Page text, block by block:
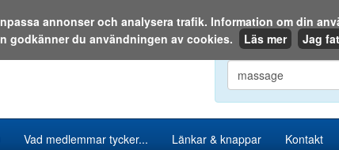
Sök i katalogen eller
Vad medlemmar tycker... Länkar & knappar Kontakt
annonser och analysera trafik. Information om din
godkänner du användningen av cookies.
Läs mer Jag